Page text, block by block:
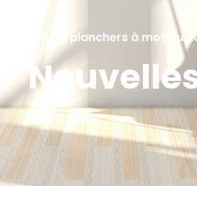
contre les planchers à motif